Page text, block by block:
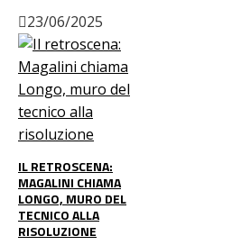
23/06/2025
IL RETROSCENA:
MAGALINI CHIAMA
LONGO, MURO DEL
TECNICO ALLA
RISOLUZIONE